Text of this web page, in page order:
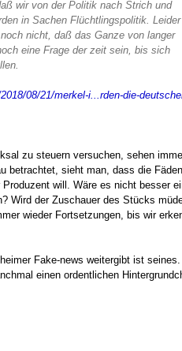
wir von der Politik nach Strich und
in Sachen Flüchtlingspolitik. Leider
nicht, daß das Ganze von langer
eine Frage der zeit sein, bis sich
08/21/merkel-i...rden-die-
zu steuern versuchen, sehen
betrachtet, sieht man, dass die
will. Wäre es nicht besser
Wird der Zuschauer des Stücks
wieder Fortsetzungen, bis wir
Fake-news weitergibt ist
einen ordentlichen